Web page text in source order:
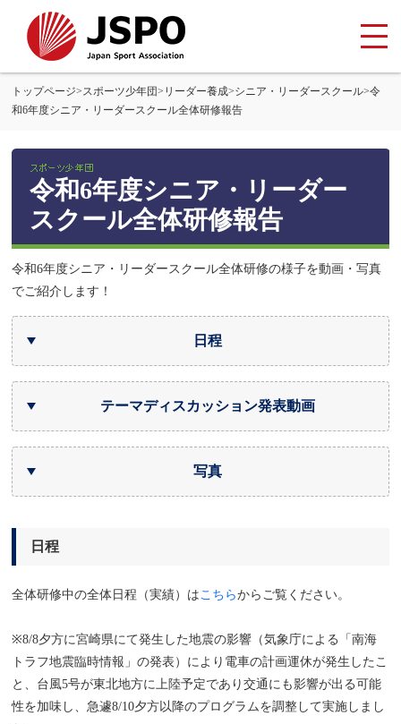
トップページ>スポーツ少年団> リーダー養成>シニア・リーダースクール>令
和6年度シニア・リーダースクール全体研修報告
令和6年度シニア・リーダー
スクール全体研修報告
令和6年度シニア・リーダースクール全体研修の様子を動画・写真
でご紹介します！
日程
テーマディスカッション発表動画
写真
日程
全体研修中の全体日程（実績）は こちらからご覧ください。
※8/8夕方に宮崎県にて発生した地震の影響（気象庁による「南海
トラフ地震臨時情報」の発表）により電車の計画運休が発生したこ
と、台風5号が東北地方に上陸予定であり交通にも影響が出る可能
性を加味し、急遽8/10夕方以降のプログラムを調整して実施しまし